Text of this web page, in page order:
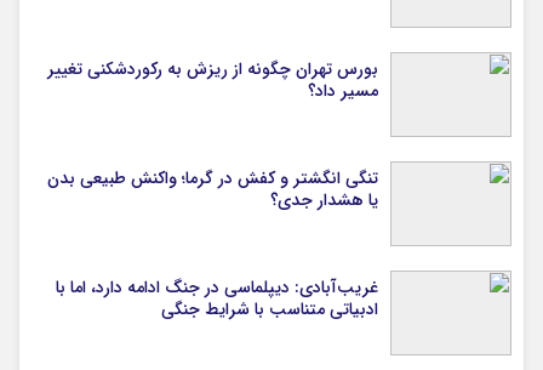
بورس تهران چگونه از ریزش به رکوردشکنی تغییر
مسیر داد؟
تنگی انگشتر و کفش در گرما؛ واکنش طبیعی بدن
یا هشدار جدی؟
غریب‌آبادی: دیپلماسی در جنگ ادامه دارد، اما با
ادبیاتی متناسب با شرایط جنگی